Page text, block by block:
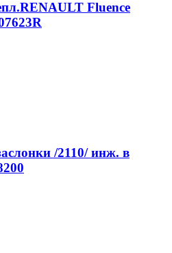
Fluence
/2110/ инж. в